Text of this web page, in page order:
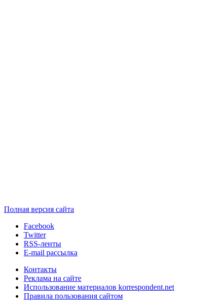
Полная версия сайта
Facebook
Twitter
RSS-ленты
E-mail рассылка
Контакты
Реклама на сайте
Использование материалов korrespondent.net
Правила пользования сайтом